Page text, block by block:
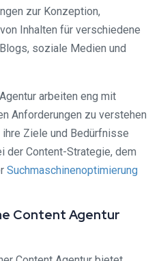
zur Konzeption,
Inhalten für verschiedene
soziale Medien und
arbeiten eng mit
Anforderungen zu verstehen
Ziele und Bedürfnisse
der Content-Strategie, dem
Suchmaschinenoptimierung
Content Agentur